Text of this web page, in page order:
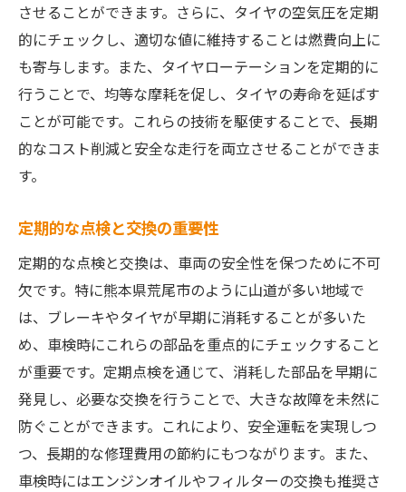
させることができます。さらに、タイヤの空気圧を定期
的にチェックし、適切な値に維持することは燃費向上に
も寄与します。また、タイヤローテーションを定期的に
行うことで、均等な摩耗を促し、タイヤの寿命を延ばす
ことが可能です。これらの技術を駆使することで、長期
的なコスト削減と安全な走行を両立させることができま
す。
定期的な点検と交換の重要性
定期的な点検と交換は、車両の安全性を保つために不可
欠です。特に熊本県荒尾市のように山道が多い地域で
は、ブレーキやタイヤが早期に消耗することが多いた
め、車検時にこれらの部品を重点的にチェックすること
が重要です。定期点検を通じて、消耗した部品を早期に
発見し、必要な交換を行うことで、大きな故障を未然に
防ぐことができます。これにより、安全運転を実現しつ
つ、長期的な修理費用の節約にもつながります。また、
車検時にはエンジンオイルやフィルターの交換も推奨さ